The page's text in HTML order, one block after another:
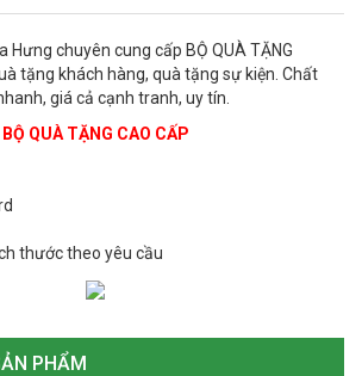
Hưng chuyên cung cấp BỘ QUÀ TẶNG
tặng khách hàng, quà tặng sự kiện. Chất
giá cả cạnh tranh, uy tín.
BỘ QUÀ TẶNG CAO CẤP
thước theo yêu cầu
PHẨM